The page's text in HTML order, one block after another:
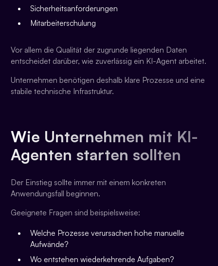
Sicherheitsanforderungen
Mitarbeiterschulung
Vor allem die Qualität der zugrunde liegenden Daten
entscheidet darüber, wie zuverlässig ein KI-Agent arbeitet.
Unternehmen benötigen deshalb klare Prozesse und eine
stabile technische Infrastruktur.
Wie Unternehmen mit KI-
Agenten starten sollten
Der Einstieg sollte immer mit einem konkreten
Anwendungsfall beginnen.
Geeignete Fragen sind beispielsweise:
Welche Prozesse verursachen hohe manuelle
Aufwände?
Wo entstehen wiederkehrende Aufgaben?